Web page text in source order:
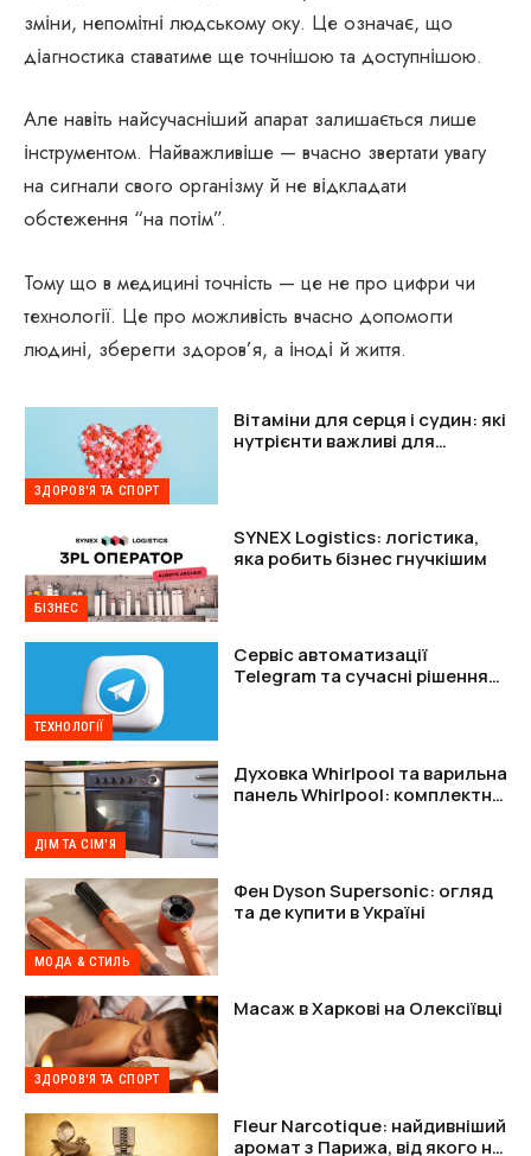
зміни, непомітні людському оку. Це означає, що
діагностика ставатиме ще точнішою та доступнішою.
Але навіть найсучасніший апарат залишається лише
інструментом. Найважливіше — вчасно звертати увагу
на сигнали свого організму й не відкладати
обстеження “на потім”.
Тому що в медицині точність — це не про цифри чи
технології. Це про можливість вчасно допомогти
людині, зберегти здоров’я, а іноді й життя.
ЗДОРОВ'Я ТА СПОРТ
Вітаміни для серця і судин: які
нутрієнти важливі для
БІЗНЕС
SYNEX Logistics: логістика,
яка робить бізнес гнучкішим
ТЕХНОЛОГІЇ
Сервіс автоматизації
Telegram та сучасні рішення
ДІМ ТА СІМ'Я
Духовка Whirlpool та варильна
панель Whirlpool: комплектне
МОДА & СТИЛЬ
Фен Dyson Supersonic: огляд
та де купити в Україні
ЗДОРОВ'Я ТА СПОРТ
Масаж в Харкові на Олексіївці
Fleur Narcotique: найдивніший
аромат з Парижа, від якого не